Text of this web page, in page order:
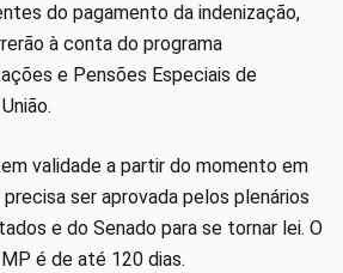
do pagamento da indenização,
à conta do programa
e Pensões Especiais de
validade a partir do momento em
ser aprovada pelos plenários
e do Senado para se tornar lei. O
é de até 120 dias.